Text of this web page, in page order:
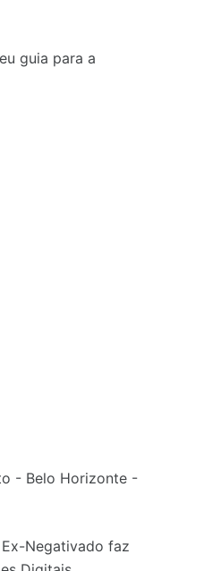
guia para a
- Belo Horizonte -
Negativado faz